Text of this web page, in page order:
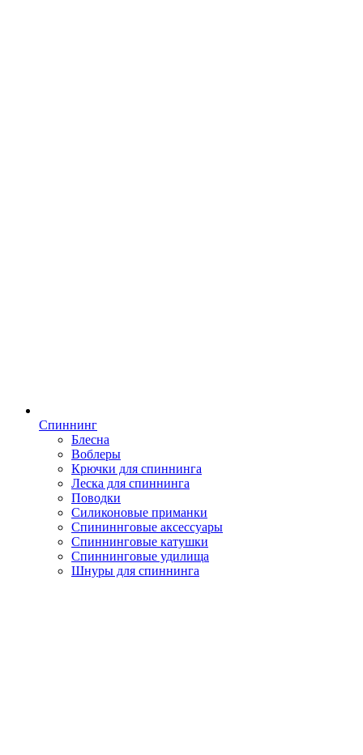
Спиннинг
Блесна
Воблеры
Крючки для спиннинга
Леска для спиннинга
Поводки
Силиконовые приманки
Спининнговые аксессуары
Спиннинговые катушки
Спиннинговые удилища
Шнуры для спиннинга